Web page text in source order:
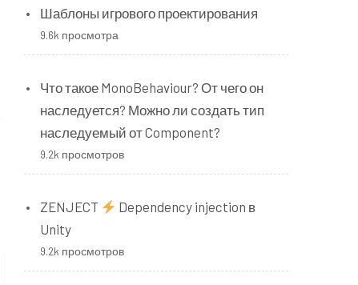
Шаблоны игрового проектирования
9.6k просмотра
Что такое MonoBehaviour? От чего он
наследуется? Можно ли создать тип
наследуемый от Component?
9.2k просмотров
ZENJECT
Dependency injection в
Unity
9.2k просмотров